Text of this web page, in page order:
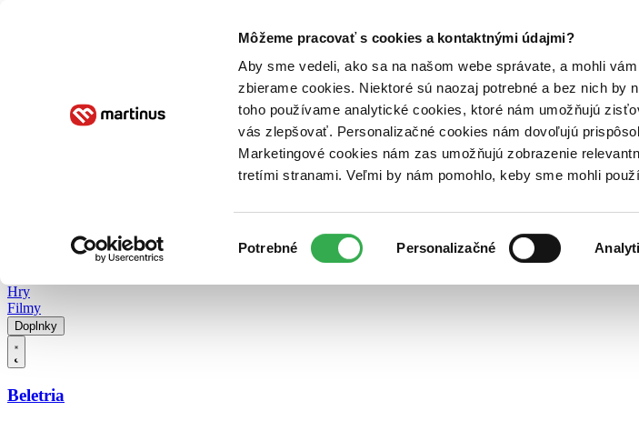
Môžeme pracovať s cookies a kontaktnými údajmi?
Aby sme vedeli, ako sa na našom webe správate, a mohli
zbierame cookies. Niektoré sú naozaj potrebné a bez nich by
toho používame analytické cookies, ktoré nám umožňujú
vás zlepšovať. Personalizačné cookies nám dovoľujú
Marketingové cookies nám zas umožňujú zobrazenie
tretími stranami. Veľmi by nám pomohlo, keby sme mohli
súhlasu
Potrebné Personalizačné
Poukážky Kontakt
Hry
Filmy
Doplnky
Beletria